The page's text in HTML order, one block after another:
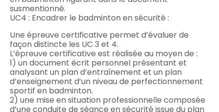
susmentionné.
UC4 : Encadrer le badminton en sécurité :
Une épreuve certificative permet d’évaluer de
façon distincte les UC 3 et 4.
L’épreuve certificative est réalisée au moyen de :
1) un document écrit personnel présentant et
analysant un plan d’entraînement et un plan
d’enseignement d’un niveau de perfectionnement
sportif en badminton.
2) une mise en situation professionnelle composée
d’une conduite de séance en sécurité issue du plan